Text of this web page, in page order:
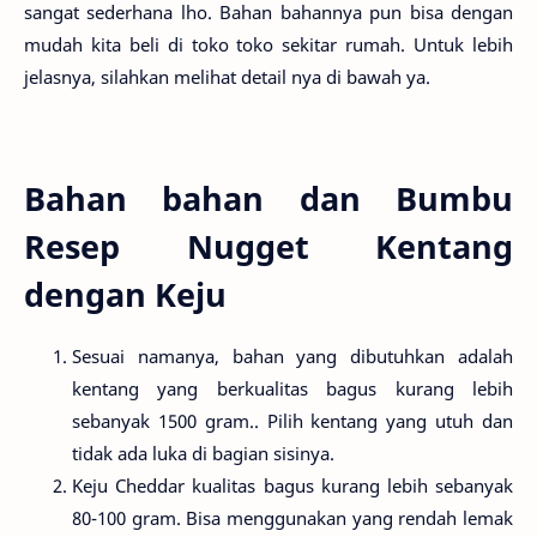
sangat sederhana lho. Bahan bahannya pun bisa dengan
mudah kita beli di toko toko sekitar rumah. Untuk lebih
jelasnya, silahkan melihat detail nya di bawah ya.
Bahan bahan dan Bumbu
Resep Nugget Kentang
dengan Keju
Sesuai namanya, bahan yang dibutuhkan adalah
kentang yang berkualitas bagus kurang lebih
sebanyak 1500 gram.. Pilih kentang yang utuh dan
tidak ada luka di bagian sisinya.
Keju Cheddar kualitas bagus kurang lebih sebanyak
80-100 gram. Bisa menggunakan yang rendah lemak